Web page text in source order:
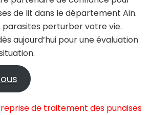
de lit dans le département Ain.
parasites perturber votre vie.
aujourd’hui pour une évaluation
de traitement des punaises